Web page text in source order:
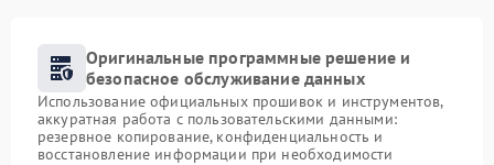
Оригинальные программные решение и
безопасное обслуживание данных
Использование официальных прошивок и инструментов,
аккуратная работа с пользовательскими данными:
резервное копирование, конфиденциальность и
восстановление информации при необходимости